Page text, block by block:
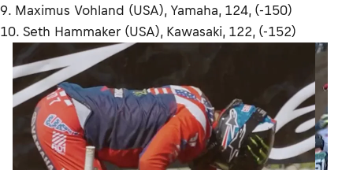
9. Maximus Vohland (USA), Yamaha, 124, (-150)
10. Seth Hammaker (USA), Kawasaki, 122, (-152)